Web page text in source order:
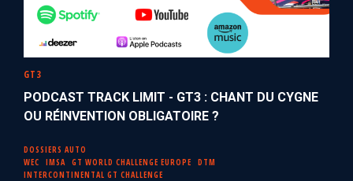
GT3
PODCAST TRACK LIMIT - GT3 : CHANT DU CYGNE
OU RÉINVENTION OBLIGATOIRE ?
DOSSIERS AUTO
WEC
IMSA GT WORLD CHALLENGE EUROPE
DTM
INTERCONTINENTAL GT CHALLENGE